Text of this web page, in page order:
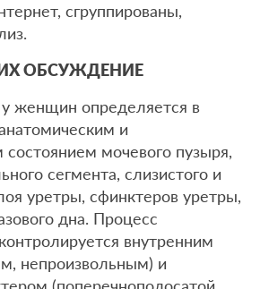
сгруппированы,
ОБСУЖДЕНИЕ
женщин определяется в
и
мочевого пузыря,
сегмента, слизистого и
уретры, сфинктеров уретры,
дна. Процесс
внутренним
непроизвольным) и